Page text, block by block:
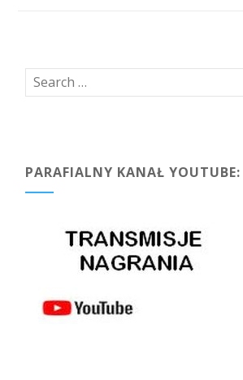
PARAFIALNY KANAŁ YOUTUBE: